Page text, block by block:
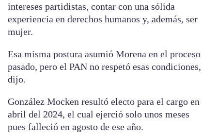
intereses partidistas, contar con una sólida
experiencia en derechos humanos y, además, ser
mujer.
Esa misma postura asumió Morena en el proceso
pasado, pero el PAN no respetó esas condiciones,
dijo.
González Mocken resultó electo para el cargo en
abril del 2024, el cual ejerció solo unos meses
pues falleció en agosto de ese año.